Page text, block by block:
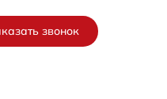
звонок